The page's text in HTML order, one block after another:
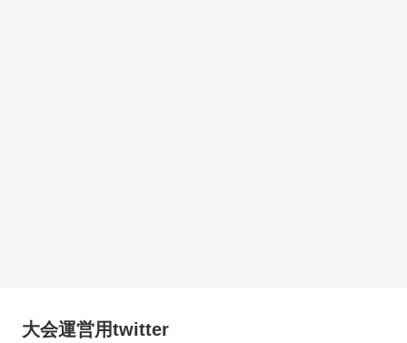
大会運営用twitter